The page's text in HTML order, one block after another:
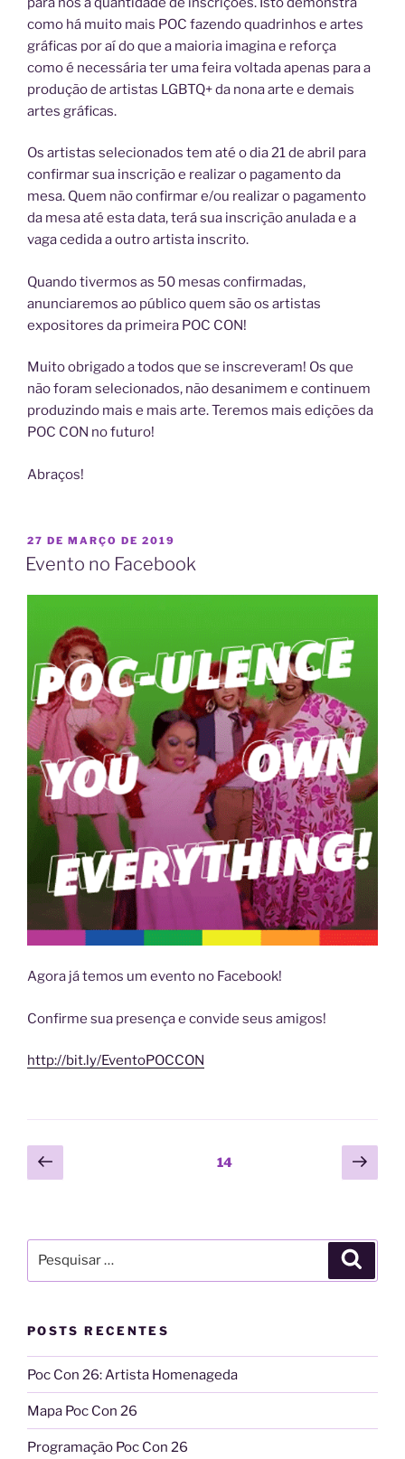
como há muito mais POC fazendo quadrinhos e artes
gráficas por aí do que a maioria imagina e reforça
comoé necessária ter uma feira voltada apenas para a
produção de artistas LGBTQ+ da nona arte e demais
artes gráficas.
Os artistas selecionados tem até o dia 21 de abril para
confirmar sua inscrição e realizar o pagamento da
mesa. Quem não confirmar e/ou realizar o pagamento
da mesa até esta data, terá sua inscrição anulada e a
vaga cedida a outro artista inscrito.
Quando tivermos as 50 mesas confirmadas,
anunciaremos ao público quem são os artistas
expositores da primeira POC CON!
Muito obrigado a todos que se inscreveram! Os que
não foram selecionados, não desanimem e continuem
produzindo mais e mais arte. Teremos mais edições da
POC CON no futuro!
Abraços!
PUBLICADO
EM
27 DE MARÇO DE 2019
Evento no Facebook
Agora já temos um evento no Facebook!
Confirme sua presença e convide seus amigos!
http://bit.ly/EventoPOCCON
Paginação
de
Página
anterior
Página14
por:
POSTS RECENTES
Poc Con 26: Artista Homenageda
Mapa Poc Con 26
Programação Poc Con 26